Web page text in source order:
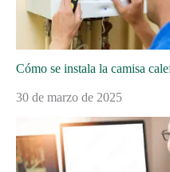
Cómo se instala la camisa
30 de marzo de 2025